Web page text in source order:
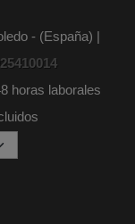
- (España) |
horas laborales